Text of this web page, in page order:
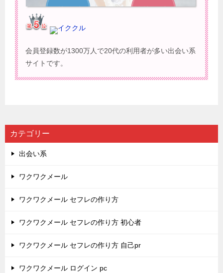
イククル
会員登録数が1300万人で20代の利用者が多い出会い系
サイトです。
カテゴリー
出会い系
ワクワクメール
ワクワクメール セフレの作り方
ワクワクメール セフレの作り方 初心者
ワクワクメール セフレの作り方 自己pr
ワクワクメール ログイン pc